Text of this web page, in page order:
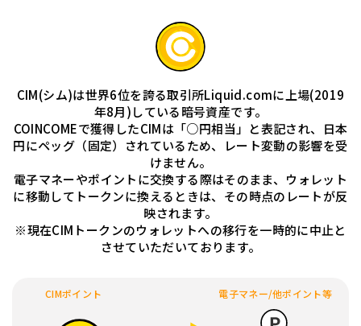
CIM(シム)は世界6位を誇る取引所Liquid.comに上場(2019
年8月)している暗号資産です。
COINCOMEで獲得したCIMは「○円相当」と表記され、日本
円にペッグ（固定）されているため、レート変動の影響を受
けません。
電子マネーやポイントに交換する際はそのまま、ウォレット
に移動してトークンに換えるときは、その時点のレートが反
映されます。
※現在CIMトークンのウォレットへの移行を一時的に中止と
させていただいております。
CIMポイント 電子マネー/他ポイント等